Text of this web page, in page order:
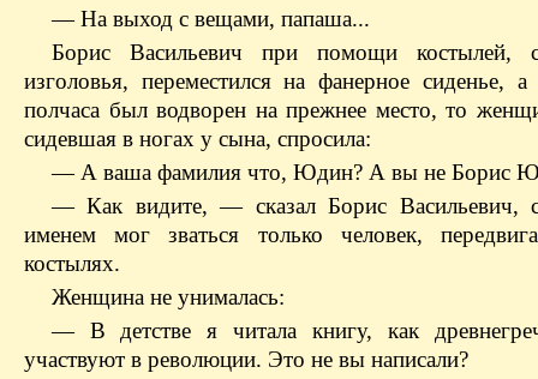
— На выход с вещами, папаша...
Борис Васильевич при помощи костылей,
изголовья, переместился на фанерное сиденье, а
полчаса был водворен на прежнее место, то
сидевшая в ногах у сына, спросила:
— А ваша фамилия что, Юдин? А вы не Борис
— Как видите, — сказал Борис Васильевич,
именем мог зваться только человек,
костылях.
Женщина не унималась:
— В детстве я читала книгу, как
участвуют в революции. Это не вы написали?